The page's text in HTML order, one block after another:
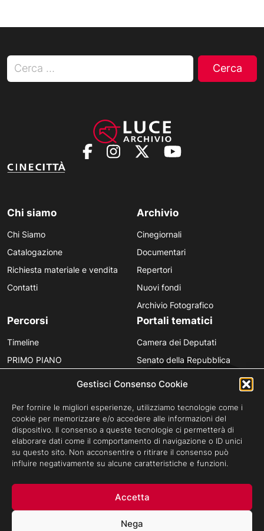
Gestisci Consenso Cookie
Per fornire le migliori esperienze, utilizziamo tecnologie come i
cookie per memorizzare e/o accedere alle informazioni del
dispositivo. Il consenso a queste tecnologie ci permetterà di
elaborare dati come il comportamento di navigazione o ID unici
su questo sito. Non acconsentire o ritirare il consenso può
influire negativamente su alcune caratteristiche e funzioni.
Accetta
Nega
Ricerca per:
Chi siamo
Chi Siamo
Catalogazione
Richiesta materiale e vendita
Contatti
Archivio
Cinegiornali
Documentari
Repertori
Nuovi fondi
Archivio Fotografico
Percorsi
Timeline
PRIMO PIANO
Anniversari
Portali tematici
Camera dei Deputati
Senato della Repubblica
Provincia in Luce
Luce per la didattica
Fare gli italiani
Archivio Storico Istituto Luce - Tutti i diritti riservati ©Cinecittà s.p.a
Socio Unico Ministero dell'Economia e delle Finanze i cui diritti del